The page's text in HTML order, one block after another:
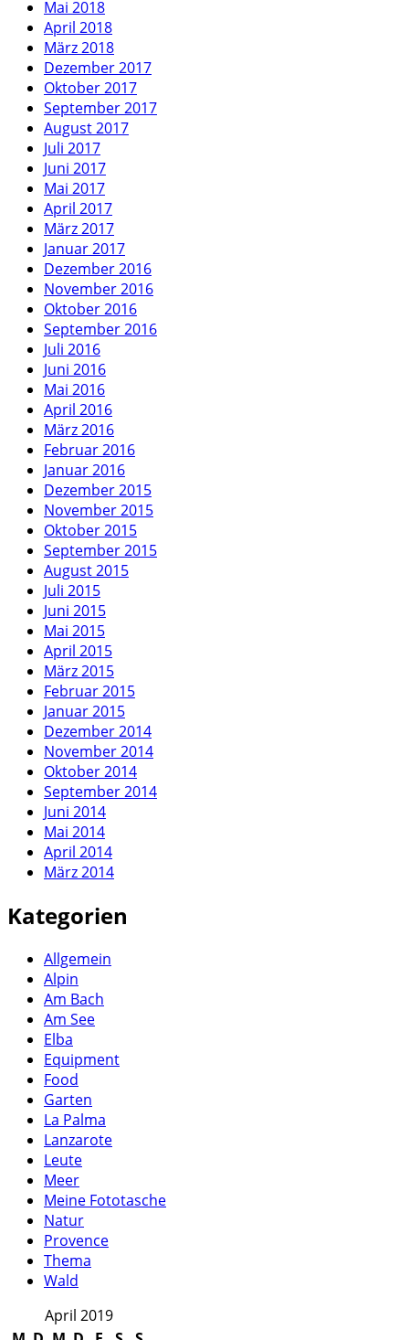
Mai 2018
April 2018
März 2018
Dezember 2017
Oktober 2017
September 2017
August 2017
Juli 2017
Juni 2017
Mai 2017
April 2017
März 2017
Januar 2017
Dezember 2016
November 2016
Oktober 2016
September 2016
Juli 2016
Juni 2016
Mai 2016
April 2016
März 2016
Februar 2016
Januar 2016
Dezember 2015
November 2015
Oktober 2015
September 2015
August 2015
Juli 2015
Juni 2015
Mai 2015
April 2015
März 2015
Februar 2015
Januar 2015
Dezember 2014
November 2014
Oktober 2014
September 2014
Juni 2014
Mai 2014
April 2014
März 2014
Kategorien
Allgemein
Alpin
Am Bach
Am See
Elba
Equipment
Food
Garten
La Palma
Lanzarote
Leute
Meer
Meine Fototasche
Natur
Provence
Thema
Wald
April 2019